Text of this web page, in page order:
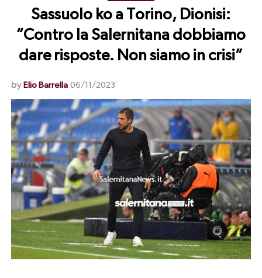
Sassuolo ko a Torino, Dionisi:
“Contro la Salernitana dobbiamo
dare risposte. Non siamo in crisi”
by Elio Barrella 06/11/2023